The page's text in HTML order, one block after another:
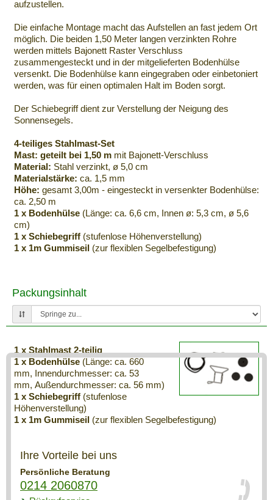
aufzustellen.
Die einfache Montage macht das Aufstellen an fast jedem Ort
möglich. Die beiden 1,50 Meter langen verzinkten Rohre
werden mittels Bajonett Raster Verschluss
zusammengesteckt und in der mitgelieferten Bodenhülse
versenkt. Die Bodenhülse kann eingegraben oder einbetoniert
werden, was für einen optimalen Halt im Boden sorgt.
Der Schiebegriff dient zur Verstellung der Neigung des
Sonnensegels.
4-teiliges Stahlmast-Set
Mast: geteilt bei 1,50 m mit Bajonett-Verschluss
Material: Stahl verzinkt, ø 5,0 cm
Materialstärke: ca. 1,5 mm
Höhe: gesamt 3,00m - eingesteckt in versenkter Bodenhülse:
ca. 2,50 m
1 x Bodenhülse (Länge: ca. 6,6 cm, Innen ø: 5,3 cm, ø 5,6
cm)
1 x Schiebegriff (stufenlose Höhenverstellung)
1 x 1m Gummiseil (zur flexiblen Segelbefestigung)
Packungsinhalt
1 x Stahlmast 2-teilig
1 x Bodenhülse (Länge: ca. 660
mm, Innendurchmesser: ca. 53
mm, Außendurchmesser: ca. 56 mm)
1 x Schiebegriff (stufenlose
Höhenverstellung)
1 x 1m Gummiseil (zur flexiblen Segelbefestigung)
Ihre Vorteile bei uns
Persönliche Beratung
0214 2060870